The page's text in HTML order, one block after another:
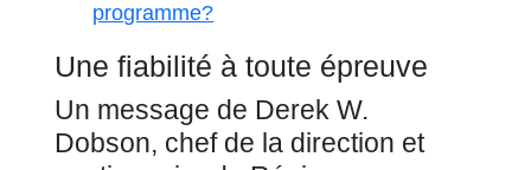
programme?
Une fiabilité à toute épreuve
Un message de Derek W.
Dobson, chef de la direction et